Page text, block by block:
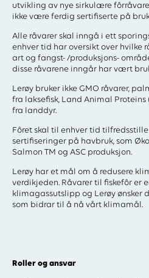
utvikling av nye sirkulære
ikke være ferdig sertifiserte på
Alle råvarer skal inngå i ett
enhver tid har oversikt over hvilke
art og fangst- /produksjons-
disse råvarene inngår har vært
Lerøy bruker ikke GMO råvarer,
fra laksefisk, Land Animal
fra landdyr.
Fôret skal til enhver tid
sertifiseringer på havbruk, som
Salmon TM og ASC produksjon.
Lerøy har et mål om å redusere
verdikjeden. Råvarer til fiskefôr er
klimagassutslipp og Lerøy ønsker
som bidrar til å nå vårt klimamål.
Roller og ansvar